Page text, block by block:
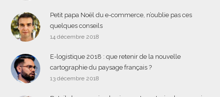
Petit papa Noël du e-commerce, n’oublie pas ces
quelques conseils
14 décembre 2018
E-logistique 2018 : que retenir de la nouvelle
cartographie du paysage français ?
13 décembre 2018